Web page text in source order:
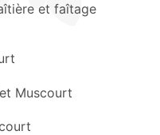
et faîtage
Muscourt